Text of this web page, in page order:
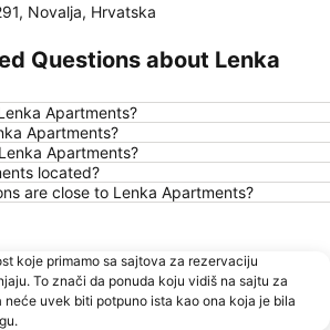
Novalja, Hrvatska
Questions about Lenka
Apartments?
Apartments?
Apartments?
located?
are close to Lenka Apartments?
koje primamo sa sajtova za rezervaciju
To znači da ponuda koju vidiš na sajtu za
neće uvek biti potpuno ista kao ona koja je bila